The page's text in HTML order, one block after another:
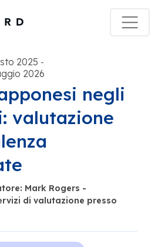
2025 -
2026
negli
valutazione
Mark Rogers -
di valutazione presso